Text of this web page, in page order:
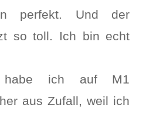
perfekt. Und der
so toll. Ich bin echt
habe ich auf M1
aus Zufall, weil ich